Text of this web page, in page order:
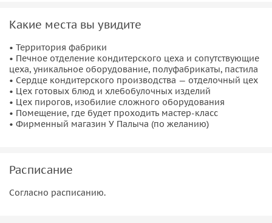
подход и попробовать себя в роли настоящего кондитера.
забрать с собой — он станет не только вкусным подарком,
но и памятным результатом участия.
Программа проходит с соблюдением всех санитарных
норм. В конце вы также сможете посетитьфирменный
магазинпри фабрике и приобрести свежую продукцию
запомнится надолго.
Какие места вы увидите
• Территория фабрики
• Печное отделение кондитерского цеха и сопутствующие
цеха, уникальное оборудование, полуфабрикаты, пастила
• Сердце кондитерского производства — отделочный цех
• Цех готовых блюд и хлебобулочных изделий
• Цех пирогов, изобилие сложного оборудования
• Помещение, где будет проходить мастер-класс
• Фирменный магазин У Палыча (по желанию)
Расписание
Согласно расписанию.